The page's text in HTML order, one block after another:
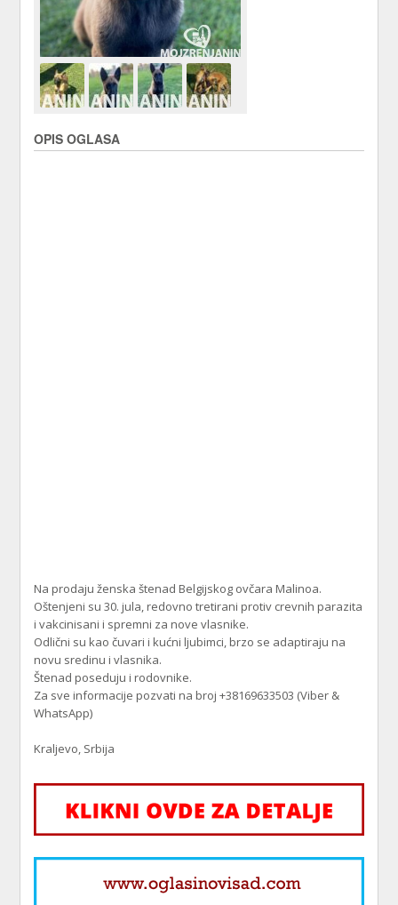
OPIS OGLASA
Na prodaju ženska štenad Belgijskog ovčara Malinoa.
Oštenjeni su 30. jula, redovno tretirani protiv crevnih parazita
i vakcinisani i spremni za nove vlasnike.
Odlični su kao čuvari i kućni ljubimci, brzo se adaptiraju na
novu sredinu i vlasnika.
Štenad poseduju i rodovnike.
Za sve informacije pozvati na broj +38169633503 (Viber &
WhatsApp)
Kraljevo, Srbija